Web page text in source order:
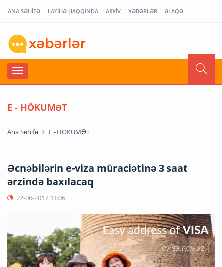
ANA SƏHİFƏ LAYİHƏ HAQQINDA ARXİV XƏBƏRLƏR ƏLAQƏ
E - HÖKUMƏT
Ana Səhifə E - HÖKUMƏT
Əcnəbilərin e-viza müraciətinə 3 saat
ərzində baxılacaq
22-06-2017 11:06